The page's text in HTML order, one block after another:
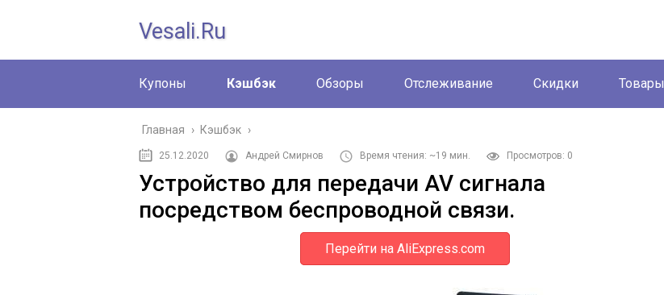
Vesali.ru
Купоны Кэшбэк Обзоры Отслеживание Скидки Товары
Главная › Кэшбэк ›
25.12.2020 Андрей Смирнов Время чтения: ~19 мин. Просмотров: 0
Устройство для передачи AV сигнала
посредством беспроводной связи.
Перейти на AliExpress.com